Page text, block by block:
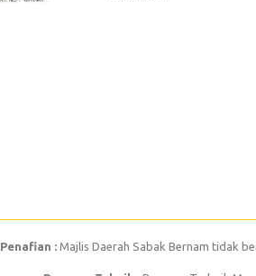
Penafian : Majlis Daerah Sabak Bernam tidak